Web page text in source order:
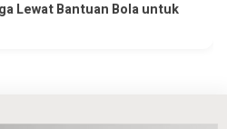
Lewat Bantuan Bola untuk